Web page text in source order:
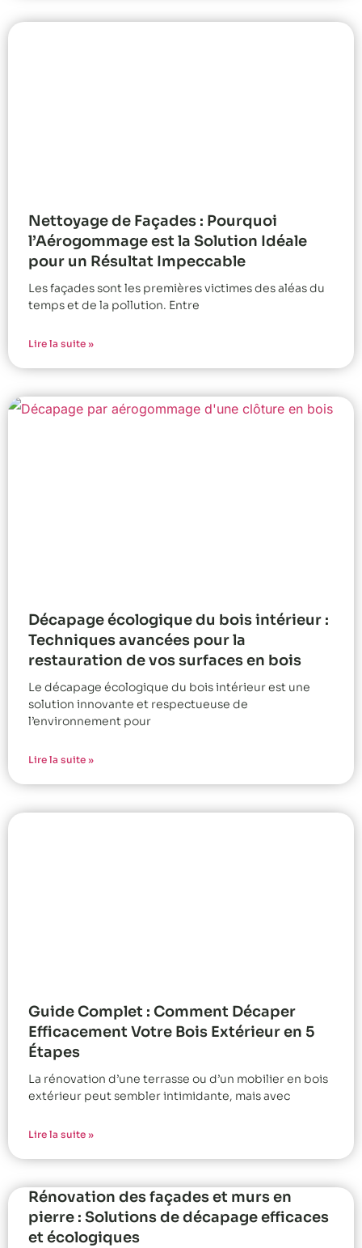
Nettoyage de Façades : Pourquoi
l’Aérogommage est la Solution Idéale
pour un Résultat Impeccable
Les façades sont les premières victimes des aléas du
temps et de la pollution. Entre
Lire la suite »
Décapage écologique du bois intérieur :
Techniques avancées pour la
restauration de vos surfaces en bois
Le décapage écologique du bois intérieur est une
solution innovante et respectueuse de
l’environnement pour
Lire la suite »
Guide Complet : Comment Décaper
Efficacement Votre Bois Extérieur en 5
Étapes
La rénovation d’une terrasse ou d’un mobilier en bois
extérieur peut sembler intimidante, mais avec
Lire la suite »
Rénovation des façades et murs en
pierre : Solutions de décapage efficaces
et écologiques